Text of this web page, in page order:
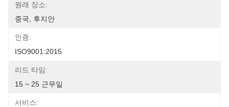
원래 장소:
중국, 후지안
인증:
ISO9001:2015
리드 타임:
15 ~ 25 근무일
서비스: